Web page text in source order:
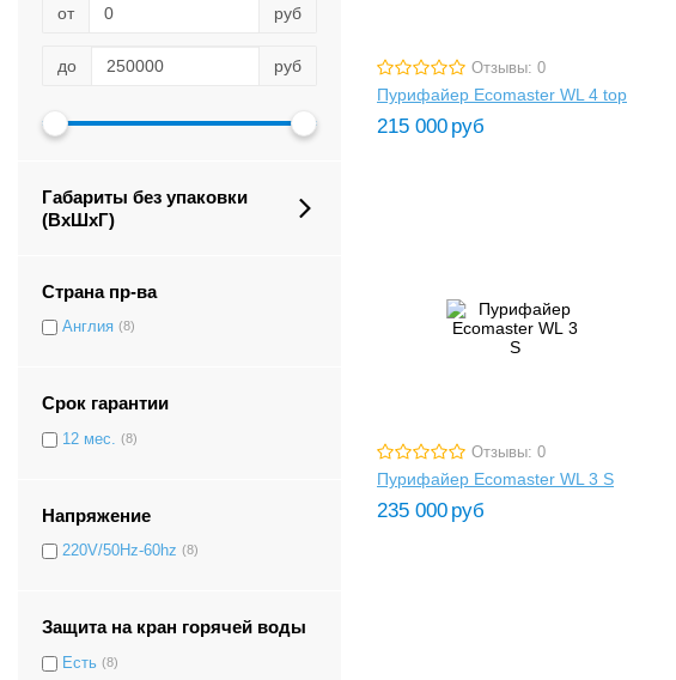
от руб
до руб
Габариты без упаковки
(ВxШxГ)
Страна пр-ва
Англия (8)
Срок гарантии
12 мес. (8)
Напряжение
220V/50Hz-60hz (8)
Защита на кран горячей воды
Есть (8)
Отзывы: 0
Пурифайер Ecomaster WL 4 top
215 000 руб
Отзывы: 0
Пурифайер Ecomaster WL 3 S
235 000 руб